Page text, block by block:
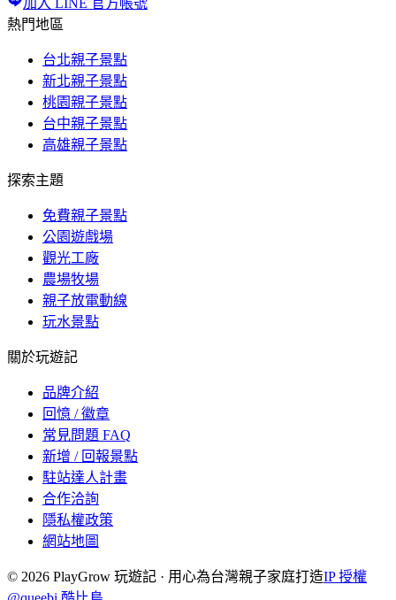
熱門地區
台北親子景點
新北親子景點
桃園親子景點
台中親子景點
高雄親子景點
探索主題
免費親子景點
公園遊戲場
觀光工廠
農場牧場
親子放電動線
玩水景點
關於玩遊記
品牌介紹
回憶 / 徽章
常見問題 FAQ
新增 / 回報景點
駐站達人計畫
合作洽詢
隱私權政策
網站地圖
© 2026 PlayGrow 玩遊記 · 用心為台灣親子家庭打造IP 授權